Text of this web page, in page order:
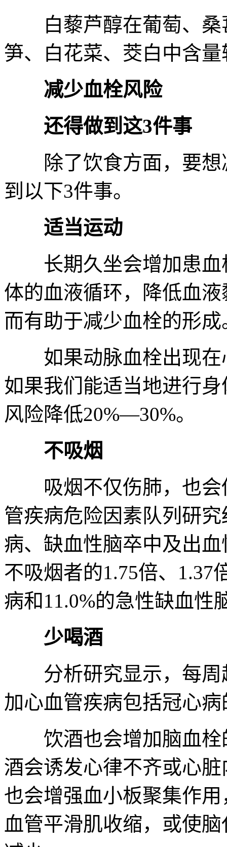
白藜芦醇在葡萄、桑
笋、白花菜、茭白中含量
减少血栓风险
还得做到这3件事
除了饮食方面，要想
到以下3件事。
适当运动
长期久坐会增加患血
体的血液循环，降低血
而有助于减少血栓的形成
如果动脉血栓出现在
如果我们能适当地进行
风险降低20%—30%。
不吸烟
吸烟不仅伤肺，也会
管疾病危险因素队列研
病、缺血性脑卒中及出
不吸烟者的1.75倍、1.37
病和11.0%的急性缺血性
少喝酒
分析研究显示，每周
加心血管疾病包括冠心
饮酒也会增加脑血栓
酒会诱发心律不齐或心
也会增强血小板聚集作
血管平滑肌收缩，或使